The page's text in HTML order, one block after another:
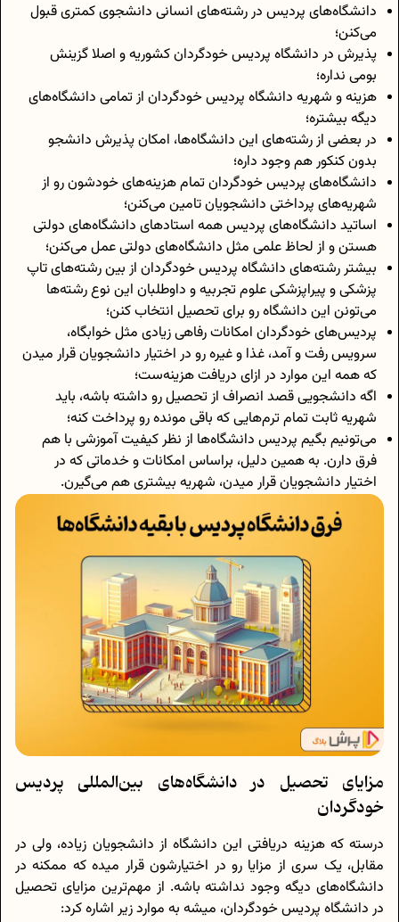
دانشگاه‌های پردیس در رشته‌های انسانی دانشجوی کمتری قبول
می‌کنن؛
پذیرش در دانشگاه پردیس خودگردان کشوریه و اصلا گزینش
بومی نداره؛
هزینه و شهریه دانشگاه پردیس خودگردان از تمامی دانشگاه‌های
دیگه بیشتره؛
در بعضی از رشته‌های این دانشگاه‌ها، امکان پذیرش دانشجو
بدون کنکور هم وجود داره؛
دانشگاه‌های پردیس خودگردان تمام هزینه‌های خودشون رو از
شهریه‌های پرداختی دانشجویان تامین می‌کنن؛
اساتید دانشگاه‌های پردیس همه استاد‌های دانشگاه‌های دولتی
هستن و از لحاظ علمی مثل دانشگاه‌های دولتی عمل می‌کنن؛
بیشتر رشته‌های دانشگاه پردیس خودگردان از بین رشته‌های تاپ
پزشکی و پیراپزشکی علوم تجربیه و داوطلبان این نوع رشته‌ها
می‌تونن این دانشگاه رو برای تحصیل انتخاب کنن؛
پردیس‌های خودگردان امکانات رفاهی زیادی مثل خوابگاه،
سرویس رفت و آمد، غذا و غیره رو در اختیار دانشجویان قرار میدن
که همه‌ این موارد در ازای دریافت هزینه‌ست؛
اگه دانشجویی قصد انصراف از تحصیل رو داشته باشه، باید
شهریه ثابت تمام ترم‌هایی که باقی مونده رو پرداخت کنه؛
می‌تونیم بگیم پردیس دانشگاه‌ها از نظر کیفیت آموزشی با هم
فرق دارن. به همین دلیل، براساس امکانات و خدماتی که در
اختیار دانشجویان قرار میدن، شهریه بیشتری هم می‌گیرن.
مزایای تحصیل در دانشگاه‌های بین‌المللی پردیس
خودگردان
درسته که هزینه دریافتی این دانشگاه از دانشجویان زیاده، ولی در
مقابل، یک سری از مزایا رو در اختیارشون قرار میده که ممکنه در
دانشگاه‌های دیگه وجود نداشته باشه. از مهم‌ترین مزایای تحصیل
در دانشگاه پردیس خودگردان، میشه به موارد زیر اشاره کرد: